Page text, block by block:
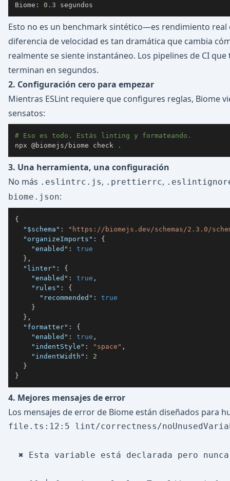
Biome: 0.3 segundos
Esto no es un benchmark sintético—es rendimiento real
diferencia de velocidad es tan dramática que cambia
realmente se siente instantáneo. Los pipelines de CI
terminan en segundos.
2. Configuración cero para empezar
Mientras ESLint requiere que configures reglas, Biome
sensatos:
# Eso es todo. Estás linting y formateando.
npx @biomejs/biome check
.
3. Una herramienta, una configuración
No más .eslintrc.js, .prettierrc,
biome.json:
{
"$schema" :
"https://biomejs.dev/schemas/2.3.0/
"organizeImports" :
{
"enabled" :
true
} ,
"linter" :
{
"enabled" : true ,
"rules" :
{
"recommended" :
true
}
} ,
"formatter" :
{
"enabled" : true ,
"indentStyle" : "space" ,
"indentWidth" :
2
}
}
4. Mejores mensajes de error
Los mensajes de error de Biome están diseñados para
file.ts:12:5 lint/correctness/
✖ Esta variable está declarada pero